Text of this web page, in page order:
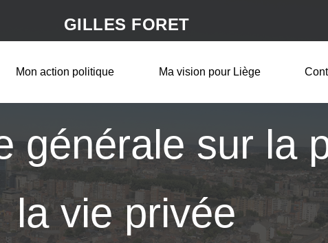
GILLES FORET
Mon action politique Ma vision pour Liège
générale sur la
la vie privée